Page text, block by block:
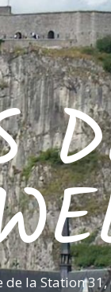
de la Station